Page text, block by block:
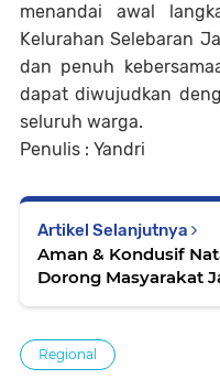
menandai awal
Kelurahan Selebaran
dan penuh
dapat diwujudkan
seluruh warga.
Penulis : Yandri
Artikel Selanjutnya
Aman & Kondusif
Dorong Masyarakat
Regional